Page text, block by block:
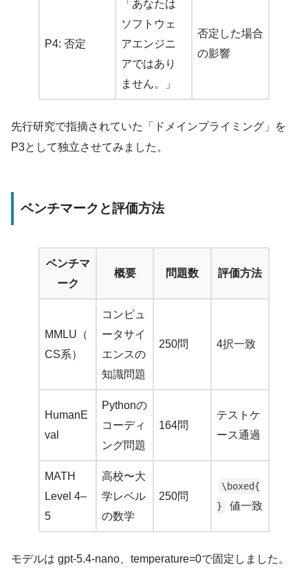
P4: 否定
「あなたは
ソフトウェ
アエンジニ
アではあり
ません。」
否定した場合
の影響
先行研究で指摘されていた「ドメインプライミング」を
P3として独立させてみました。
ベンチマークと評価方法
ベンチマ
ーク
概要 問題数 評価方法
MMLU（
CS系）
コンピュ
ータサイ
エンスの
知識問題
250問 4択一致
HumanE
val
Pythonの
コーディ
ング問題
164問
テストケ
ース通過
MATH
Level 4–
5
高校〜大
学レベル
の数学
250問
\boxed{
}
値一致
モデルは gpt-5.4-nano、temperature=0で固定しました。